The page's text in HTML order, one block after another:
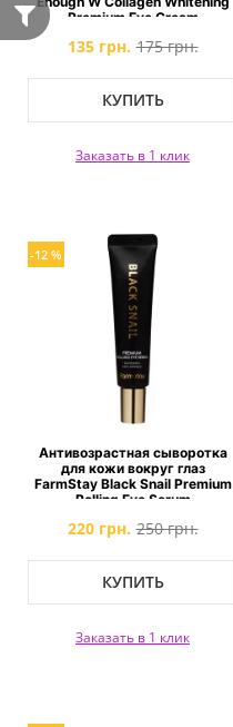
Premium Eye Cream
135 грн. 175 грн.
КУПИТЬ
Заказать в 1 клик
-12 %
Антивозрастная сыворотка
для кожи вокруг глаз
FarmStay Black Snail Premium
Rolling Eye Serum
220 грн. 250 грн.
КУПИТЬ
Заказать в 1 клик